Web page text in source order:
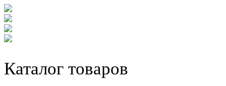
Каталог товаров